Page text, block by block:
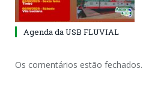
Agenda da USB FLUVIAL
Os comentários estão fechados.